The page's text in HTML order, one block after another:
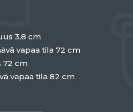
3,8 cm
vapaa tila 72 cm
72 cm
vapaa tila 82 cm